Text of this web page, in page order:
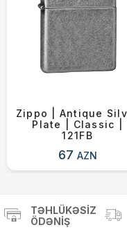
Zippo | Antique
Plate | Classic |
121FB
67 AZN
TƏHLÜKƏSIZ
ÖDƏNIŞ